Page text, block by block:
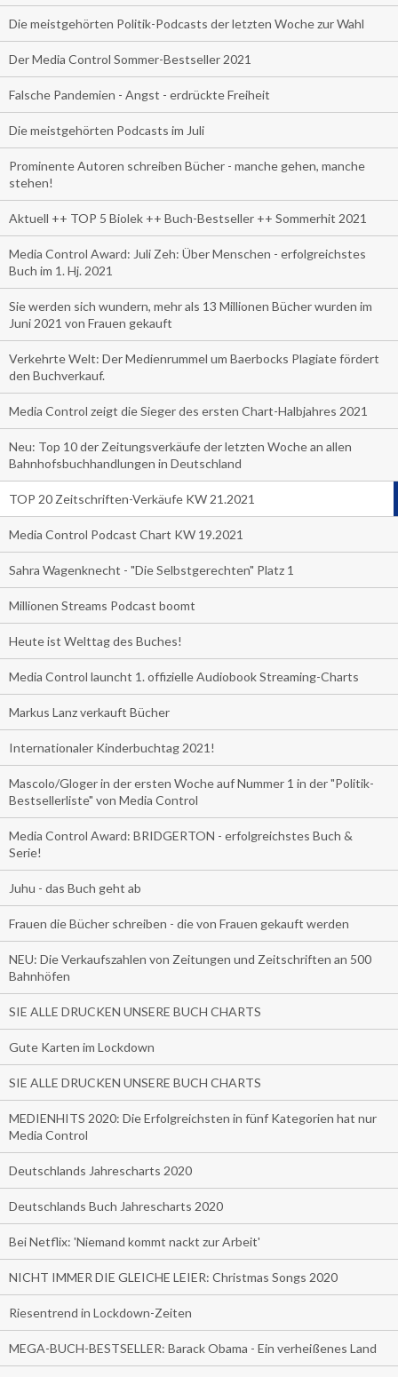
Die meistgehörten Politik-Podcasts der letzten Woche zur Wahl
Der Media Control Sommer-Bestseller 2021
Falsche Pandemien - Angst - erdrückte Freiheit
Die meistgehörten Podcasts im Juli
Prominente Autoren schreiben Bücher - manche gehen, manche
stehen!
Aktuell ++ TOP 5 Biolek ++ Buch-Bestseller ++ Sommerhit 2021
Media Control Award: Juli Zeh: Über Menschen - erfolgreichstes
Buch im 1. Hj. 2021
Sie werden sich wundern, mehr als 13 Millionen Bücher wurden im
Juni 2021 von Frauen gekauft
Verkehrte Welt: Der Medienrummel um Baerbocks Plagiate fördert
den Buchverkauf.
Media Control zeigt die Sieger des ersten Chart-Halbjahres 2021
Neu: Top 10 der Zeitungsverkäufe der letzten Woche an allen
Bahnhofsbuchhandlungen in Deutschland
TOP 20 Zeitschriften-Verkäufe KW 21.2021
Media Control Podcast Chart KW 19.2021
Sahra Wagenknecht - "Die Selbstgerechten" Platz 1
Millionen Streams Podcast boomt
Heute ist Welttag des Buches!
Media Control launcht 1. offizielle Audiobook Streaming-Charts
Markus Lanz verkauft Bücher
Internationaler Kinderbuchtag 2021!
Mascolo/Gloger in der ersten Woche auf Nummer 1 in der "Politik-
Bestsellerliste" von Media Control
Media Control Award: BRIDGERTON - erfolgreichstes Buch &
Serie!
Juhu - das Buch geht ab
Frauen die Bücher schreiben - die von Frauen gekauft werden
NEU: Die Verkaufszahlen von Zeitungen und Zeitschriften an 500
Bahnhöfen
SIE ALLE DRUCKEN UNSERE BUCH CHARTS
Gute Karten im Lockdown
SIE ALLE DRUCKEN UNSERE BUCH CHARTS
MEDIENHITS 2020: Die Erfolgreichsten in fünf Kategorien hat nur
Media Control
Deutschlands Jahrescharts 2020
Deutschlands Buch Jahrescharts 2020
Bei Netflix: 'Niemand kommt nackt zur Arbeit'
NICHT IMMER DIE GLEICHE LEIER: Christmas Songs 2020
Riesentrend in Lockdown-Zeiten
MEGA-BUCH-BESTSELLER: Barack Obama - Ein verheißenes Land